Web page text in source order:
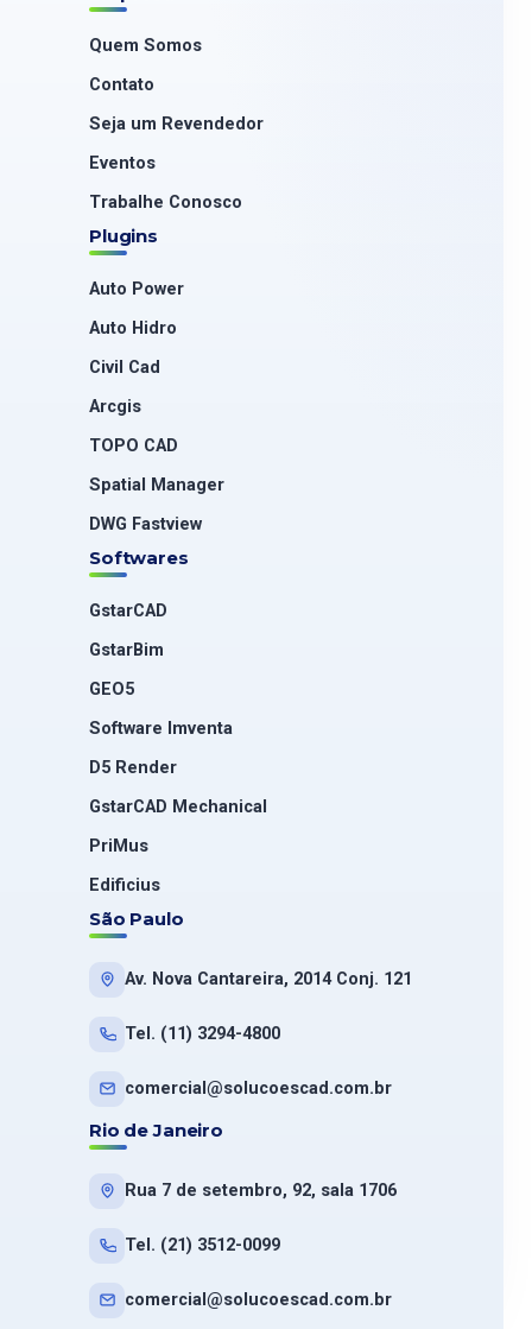
Quem Somos
Contato
Seja um Revendedor
Eventos
Trabalhe Conosco
Plugins
Auto Power
Auto Hidro
Civil Cad
Arcgis
TOPO CAD
Spatial Manager
DWG Fastview
Softwares
GstarCAD
GstarBim
GEO5
Software Imventa
D5 Render
GstarCAD Mechanical
PriMus
Edificius
São Paulo
Av. Nova Cantareira, 2014 Conj. 121
Tel. (11) 3294-4800
comercial@solucoescad.com.br
Rio de Janeiro
Rua 7 de setembro, 92, sala 1706
Tel. (21) 3512-0099
comercial@solucoescad.com.br